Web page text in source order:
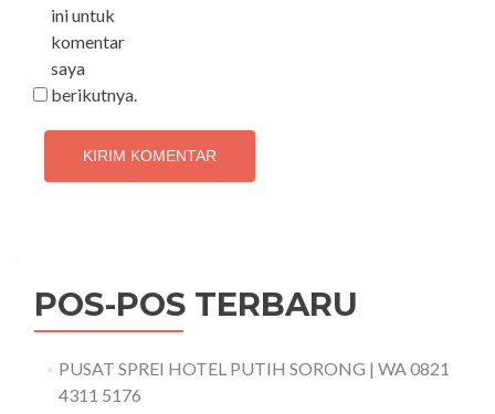
ini untuk
komentar
saya
berikutnya.
POS-POS TERBARU
PUSAT SPREI HOTEL PUTIH SORONG | WA 0821
4311 5176